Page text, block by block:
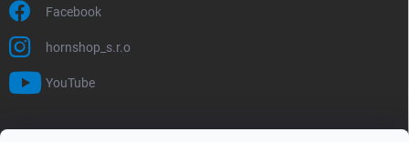
Facebook
hornshop_s.r.o
YouTube